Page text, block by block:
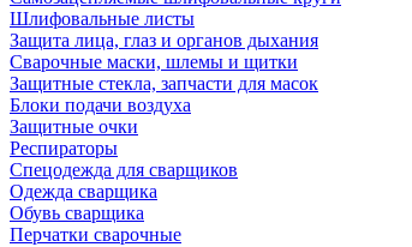
Шлифовальные листы
Защита лица, глаз и органов дыхания
Сварочные маски, шлемы и щитки
Защитные стекла, запчасти для масок
Блоки подачи воздуха
Защитные очки
Респираторы
Спецодежда для сварщиков
Одежда сварщика
Обувь сварщика
Перчатки сварочные